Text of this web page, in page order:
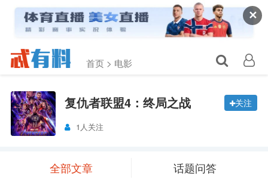
✕
首页 > 电影
复仇者联盟4：终局之战
1人关注
关注
全部文章
话题问答